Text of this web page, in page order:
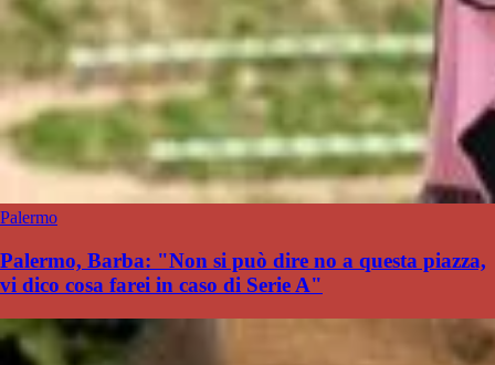
Palermo
Palermo, Barba: "Non si può dire no a questa piazza,
vi dico cosa farei in caso di Serie A"